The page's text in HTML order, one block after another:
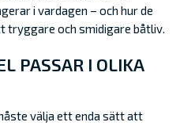
i vardagen – och hur de
tryggare och smidigare båtliv.
PASSAR I OLIKA
välja ett enda sätt att